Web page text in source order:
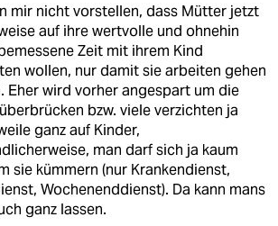
mir nicht vorstellen, dass Mütter jetzt
auf ihre wertvolle und ohnehin
Zeit mit ihrem Kind
wollen, nur damit sie arbeiten gehen
Eher wird vorher angespart um die
bzw. viele verzichten ja
ganz auf Kinder,
man darf sich ja kaum
sie kümmern (nur Krankendienst,
Wochenenddienst). Da kann mans
ganz lassen.